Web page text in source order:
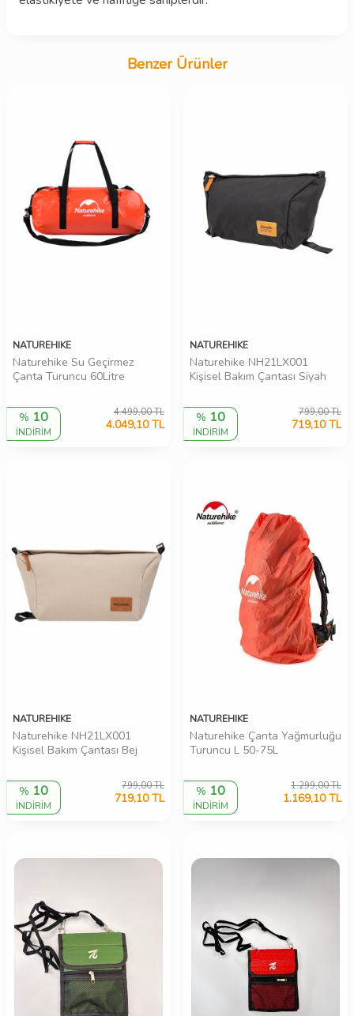
Benzer Ürünler
NATUREHIKE
Naturehike Su Geçirmez
Çanta Turuncu 60Litre
% 10
İNDİRİM
4.499,00TL
4.049,10TL
NATUREHIKE
Naturehike NH21LX001
Kişisel Bakım Çantası Siyah
% 10
İNDİRİM
799,00TL
719,10TL
NATUREHIKE
Naturehike NH21LX001
Kişisel Bakım Çantası Bej
% 10
İNDİRİM
799,00TL
719,10TL
NATUREHIKE
Naturehike Çanta Yağmurluğu
Turuncu L 50-75L
% 10
İNDİRİM
1.299,00TL
1.169,10TL